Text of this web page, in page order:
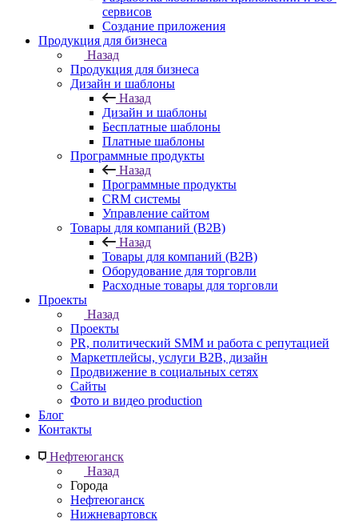
сервисов
Создание приложения
Продукция для бизнеса
Назад
Продукция для бизнеса
Дизайн и шаблоны
Назад
Дизайн и шаблоны
Бесплатные шаблоны
Платные шаблоны
Программные продукты
Назад
Программные продукты
CRM системы
Управление сайтом
Товары для компаний (B2B)
Назад
Товары для компаний (B2B)
Оборудование для торговли
Расходные товары для торговли
Проекты
Назад
Проекты
PR, политический SMM и работа с репутацией
Маркетплейсы, услуги B2B, дизайн
Продвижение в социальных сетях
Сайты
Фото и видео production
Блог
Контакты
Нефтеюганск
Назад
Города
Нефтеюганск
Нижневартовск